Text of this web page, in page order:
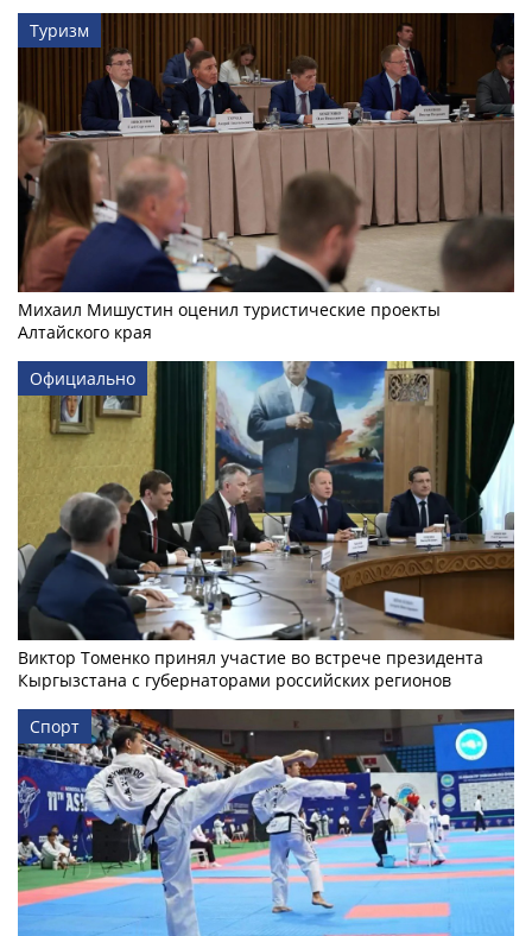
Туризм
Михаил Мишустин оценил туристические проекты
Алтайского края
Официально
Виктор Томенко принял участие во встрече президента
Кыргызстана с губернаторами российских регионов
Спорт